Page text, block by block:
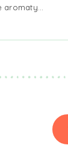
aromaty…